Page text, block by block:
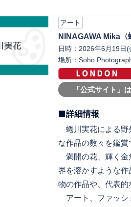
アート
NINAGAWA Mika
日時：2026年6月19日
場所：Soho
「公式サイト」
■詳細情報
蜷川実花による野
な作品の数々を鑑賞
満開の花、輝く金
界を溶かすような
物の作品や、代表的
アート、ファッシ